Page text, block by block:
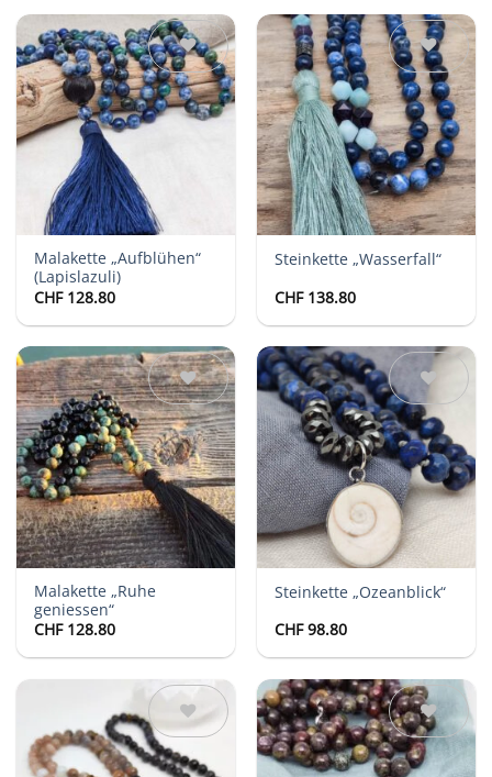
Auf die
Wunschliste
Malakette „Aufblühen“
(Lapislazuli)
CHF128.80
Auf die
Wunschliste
Steinkette „Wasserfall“
CHF138.80
Auf die
Wunschliste
Malakette „Ruhe
geniessen“
CHF128.80
Auf die
Wunschliste
Steinkette „Ozeanblick“
CHF98.80
Auf die
Wunschliste
Auf die
Wunschliste